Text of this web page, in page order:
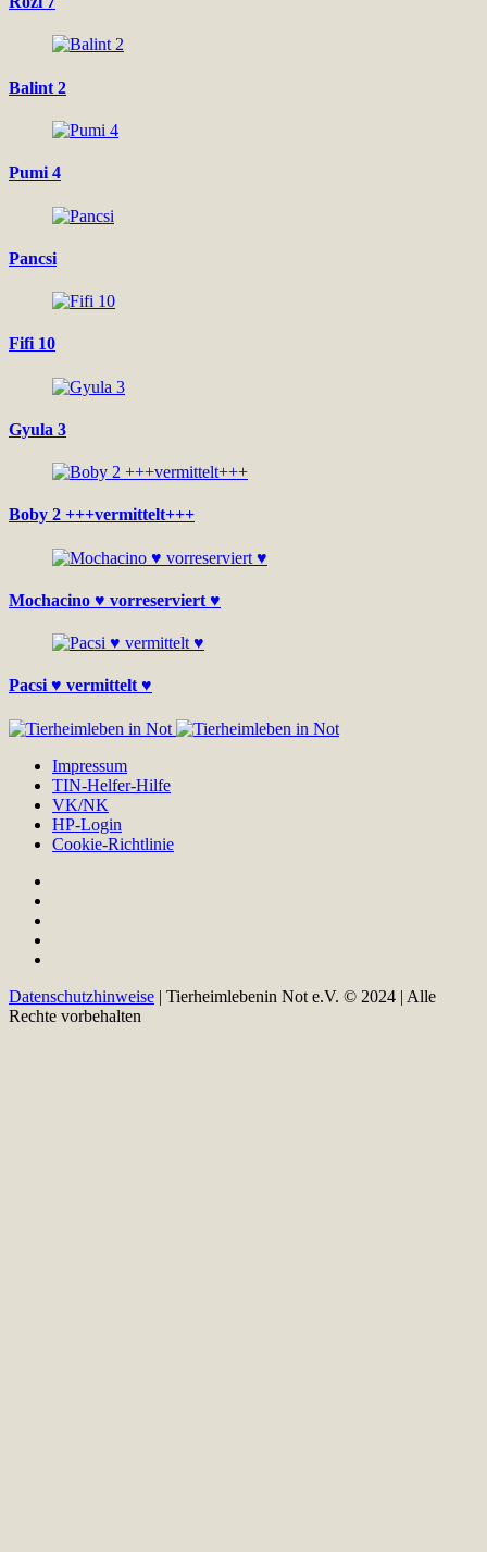
Balint 2
Pumi 4
Pancsi
Fifi 10
Gyula 3
Boby 2 +++vermittelt+++
Mochacino ♥ vorreserviert ♥
Pacsi ♥ vermittelt ♥
Impressum
TIN-Helfer-Hilfe
VK/NK
HP-Login
Cookie-Richtlinie
Datenschutzhinweise | Tierheimlebenin Not e.V. © 2024 | Alle
Rechte vorbehalten